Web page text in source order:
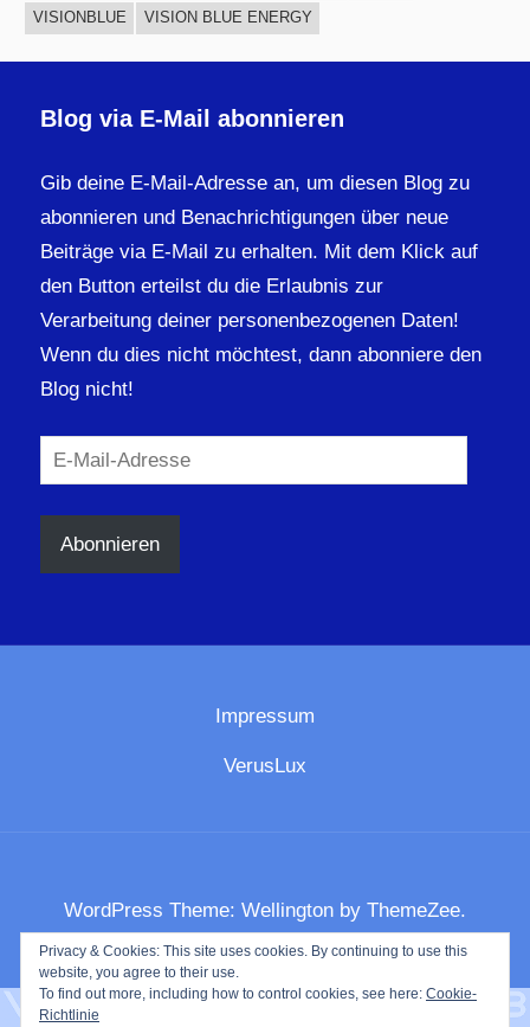
VISIONBLUE
VISION BLUE ENERGY
Blog via E-Mail abonnieren
Gib deine E-Mail-Adresse an, um diesen Blog zu
abonnieren und Benachrichtigungen über neue
Beiträge via E-Mail zu erhalten. Mit dem Klick auf
den Button erteilst du die Erlaubnis zur
Verarbeitung deiner personenbezogenen Daten!
Wenn du dies nicht möchtest, dann abonniere den
Blog nicht!
E-
Mail-
Adresse
Abonnieren
Impressum
VerusLux
WordPress Theme: Wellington by ThemeZee.
Privacy & Cookies: This site uses cookies. By continuing to use this
website, you agree to their use.
To find out more, including how to control cookies, see here: Cookie-
Richtlinie